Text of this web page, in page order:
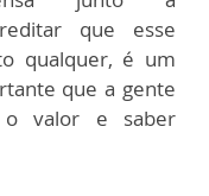
que esse
qualquer, é um
que a gente
o valor e saber